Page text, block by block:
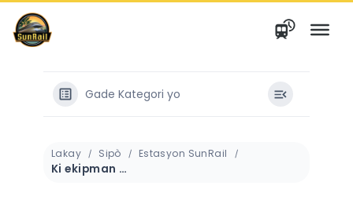
Ale
nan
kontni
Gade Kategori yo
Lakay Sipò Estasyon SunRail
Ki ekipman estasyon yo genyen?